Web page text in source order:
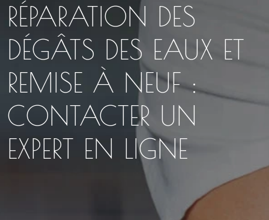
RÉPARATION DES
DÉGÂTS DES EAUX ET
REMISE À NEUF :
CONTACTER UN
EXPERT EN LIGNE